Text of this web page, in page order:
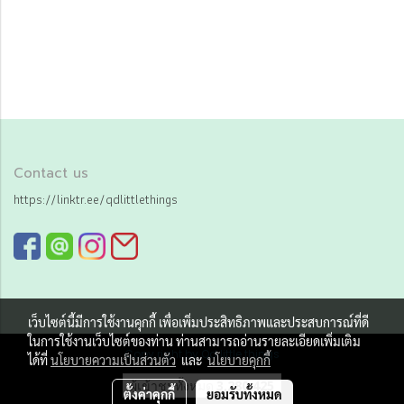
Contact us
https://linktr.ee/qdlittlethings
Copy right by Qd little things
ผู้เข้าชมทั้งหมด3,280,425
เว็บไซต์นี้มีการใช้งานคุกกี้ เพื่อเพิ่มประสิทธิภาพและประสบการณ์ที่ดี
ในการใช้งานเว็บไซต์ของท่าน ท่านสามารถอ่านรายละเอียดเพิ่มเติม
ได้ที่นโยบายความเป็นส่วนตัว และ นโยบายคุกกี้
ตั้งค่าคุกกี้ ยอมรับทั้งหมด